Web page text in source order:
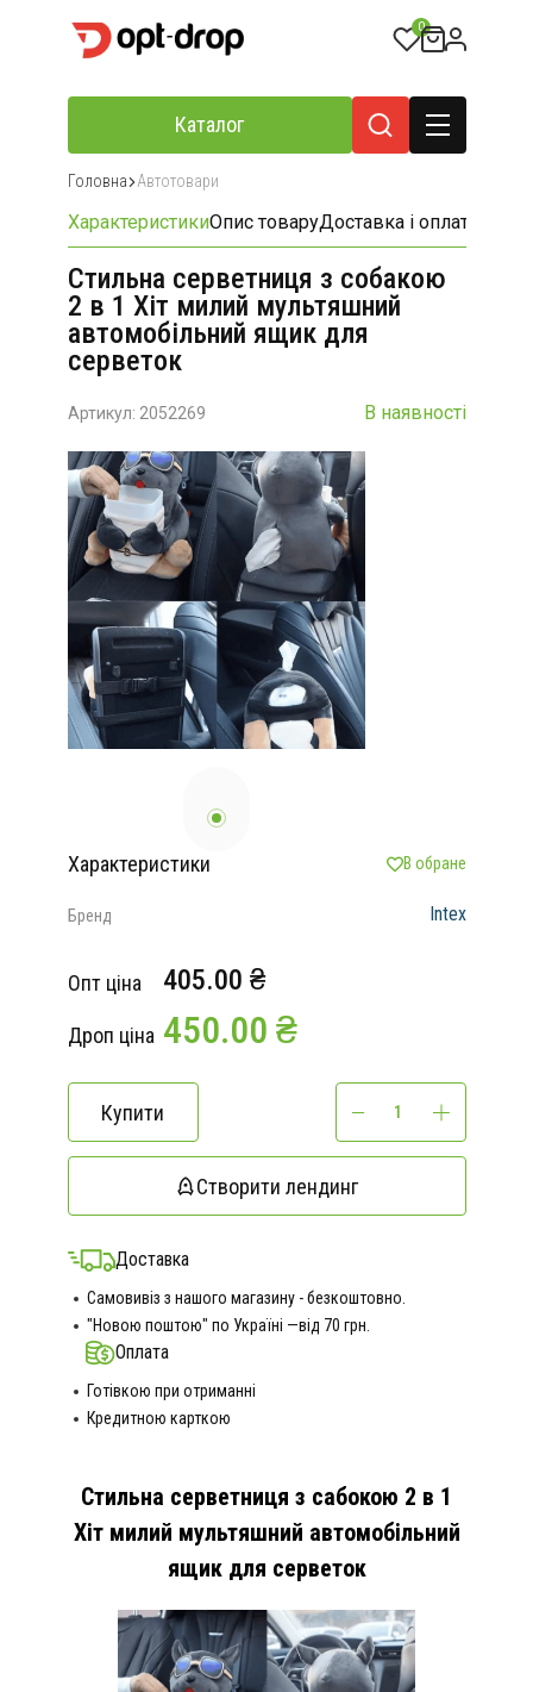
0
Каталог
Головна Автотовари
ХарактеристикиОпис товаруДоставка і оплата
Стильна серветниця з собакою
2 в 1 Хіт милий мультяшний
автомобільний ящик для
серветок
Артикул: 2052269 В наявності
Характеристики В обране
Бренд Intex
Опт ціна 405.00 ₴
Дроп ціна 450.00 ₴
Купити
Створити лендинг
Доставка
Самовивіз з нашого магазину - безкоштовно.
"Новою поштою" по Україні —від 70 грн.
Оплата
Готівкою при отриманні
Кредитною карткою
Стильна серветниця з сабокою 2 в 1
Хіт милий мультяшний автомобільний
ящик для серветок